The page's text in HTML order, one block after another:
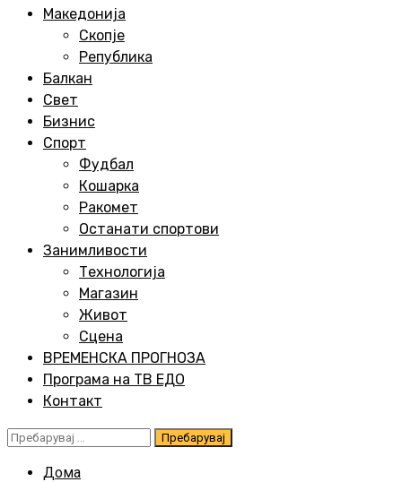
Македонија
Скопје
Република
Балкан
Свет
Бизнис
Спорт
Фудбал
Кошарка
Ракомет
Останати спортови
Занимливости
Технологија
Магазин
Живот
Сцена
ВРЕМЕНСКА ПРОГНОЗА
Програма на ТВ ЕДО
Контакт
Пребарувај
Дома